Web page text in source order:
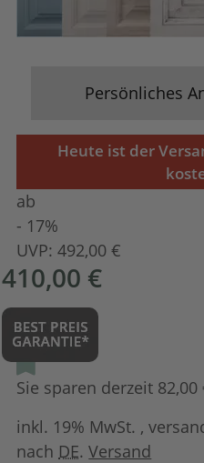
Persönliches
Heute ist der
ab
- 17%
UVP: 492,00 €
410,00 €
Sie sparen derzeit 82,00
inkl. 19% MwSt. ,
nach DE.Versand